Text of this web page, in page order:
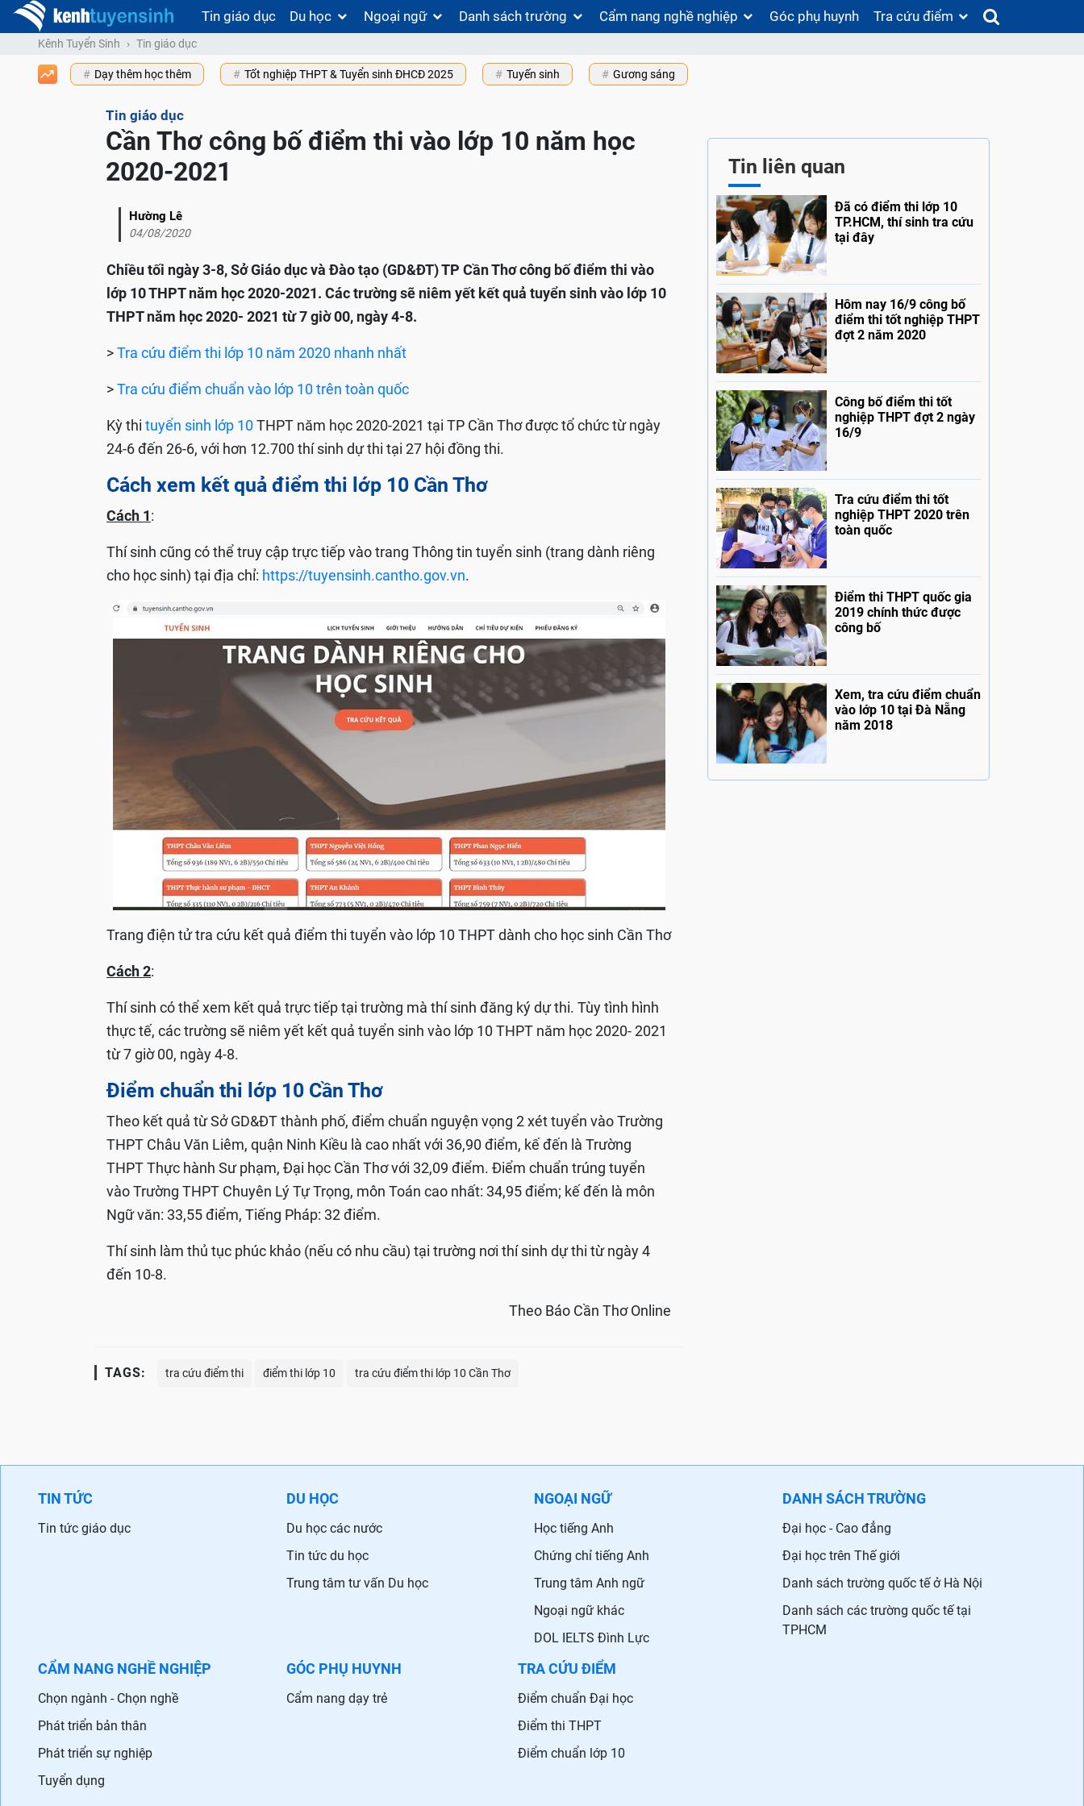
Tin giáo dục Du học Ngoại ngữ Danh sách trường Cẩm nang nghề nghiệp Góc phụ huynh Tra cứu điểm
Kênh Tuyển Sinh Tin giáo dục
Dạy thêm học thêm Tốt nghiệp THPT & Tuyển sinh ĐHCĐ 2025 Tuyến sinh Gương sáng
Tin giáo dục
Cần Thơ công bố điểm thi vào lớp 10 năm học
2020-2021
Hường Lê
04/08/2020
Chiều tối ngày 3-8, Sở Giáo dục và Đào tạo (GD&ĐT) TP Cần Thơ công bố điểm thi vào
lớp 10 THPT năm học 2020-2021. Các trường sẽ niêm yết kết quả tuyển sinh vào lớp 10
THPT năm học 2020- 2021 từ 7 giờ 00, ngày 4-8.
>Tra cứu điểm thi lớp 10 năm 2020 nhanh nhất
>Tra cứu điểm chuẩn vào lớp 10 trên toàn quốc
Kỳ thi tuyển sinh lớp 10THPT năm học 2020-2021 tại TP Cần Thơ được tổ chức từ ngày
24-6 đến 26-6, với hơn 12.700 thí sinh dự thi tại 27 hội đồng thi.
Cách xem kết quả điểm thi lớp 10 Cần Thơ
Cách 1:
Thí sinh cũng có thể truy cập trực tiếp vào trang Thông tin tuyển sinh (trang dành riêng
cho học sinh) tại địa chỉ: https://tuyensinh.cantho.gov.vn.
Trang điện tử tra cứu kết quả điểm thi tuyển vào lớp 10 THPT dành cho học sinh Cần Thơ
Cách 2:
Thí sinh có thể xem kết quả trực tiếp tại trường mà thí sinh đăng ký dự thi. Tùy tình hình
thực tế, các trường sẽ niêm yết kết quả tuyển sinh vào lớp 10 THPT năm học 2020- 2021
từ 7 giờ 00, ngày 4-8.
Điểm chuẩn thi lớp 10 Cần Thơ
Theo kết quả từ Sở GD&ĐT thành phố, điểm chuẩn nguyện vọng 2 xét tuyển vào Trường
THPT Châu Văn Liêm, quận Ninh Kiều là cao nhất với 36,90 điểm, kế đến là Trường
THPT Thực hành Sư phạm, Đại học Cần Thơ với 32,09 điểm. Điểm chuẩn trúng tuyển
vào Trường THPT Chuyên Lý Tự Trọng, môn Toán cao nhất: 34,95 điểm; kế đến là môn
Ngữ văn: 33,55 điểm, Tiếng Pháp: 32 điểm.
Thí sinh làm thủ tục phúc khảo (nếu có nhu cầu) tại trường nơi thí sinh dự thi từ ngày 4
đến 10-8.
Theo Báo Cần Thơ Online
TAGS: tra cứu điểm thi điểm thi lớp 10 tra cứu điểm thi lớp 10 Cần Thơ
Tin liên quan
Đã có điểm thi lớp 10
TP.HCM, thí sinh tra cứu
tại đây
Hôm nay 16/9 công bố
điểm thi tốt nghiệp THPT
đợt 2 năm 2020
Công bố điểm thi tốt
nghiệp THPT đợt 2 ngày
16/9
Tra cứu điểm thi tốt
nghiệp THPT 2020 trên
toàn quốc
Điểm thi THPT quốc gia
2019 chính thức được
công bố
Xem, tra cứu điểm chuẩn
vào lớp 10 tại Đà Nẵng
năm 2018
TIN TỨC
Tin tức giáo dục
DU HỌC
Du học các nước
Tin tức du học
Trung tâm tư vấn Du học
NGOẠI NGỮ
Học tiếng Anh
Chứng chỉ tiếng Anh
Trung tâm Anh ngữ
Ngoại ngữ khác
DOL IELTS Đình Lực
DANH SÁCH TRƯỜNG
Đại học - Cao đẳng
Đại học trên Thế giới
Danh sách trường quốc tế ở Hà Nội
Danh sách các trường quốc tế tại
TPHCM
CẨM NANG NGHỀ NGHIỆP
Chọn ngành - Chọn nghề
Phát triển bản thân
Phát triển sự nghiệp
Tuyển dụng
GÓC PHỤ HUYNH
Cẩm nang dạy trẻ
TRA CỨU ĐIỂM
Điểm chuẩn Đại học
Điểm thi THPT
Điểm chuẩn lớp 10